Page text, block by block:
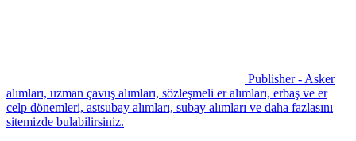
Publisher - Asker
alımları, uzman çavuş alımları, sözleşmeli er alımları, erbaş ve er
celp dönemleri, astsubay alımları, subay alımları ve daha fazlasını
sitemizde bulabilirsiniz.